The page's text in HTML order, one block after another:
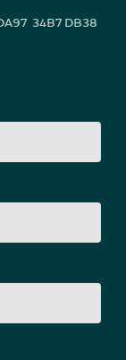
34B7 DB38